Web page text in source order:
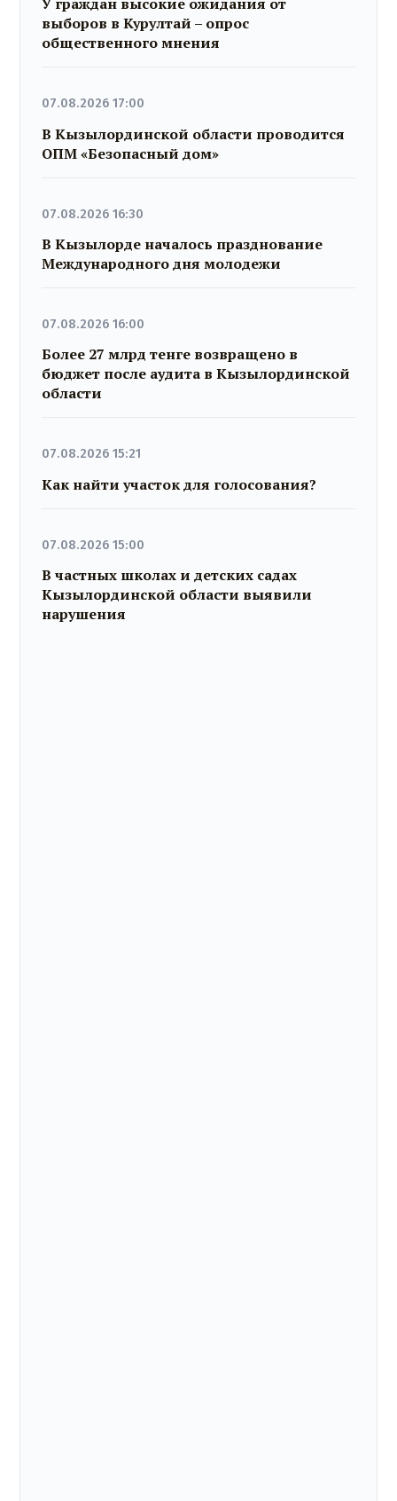
выборов в Курултай – опрос
общественного мнения
07.08.2026 17:00
В Кызылординской области проводится
ОПМ «Безопасный дом»
07.08.2026 16:30
В Кызылорде началось празднование
Международного дня молодежи
07.08.2026 16:00
Более 27 млрд тенге возвращено в
бюджет после аудита в Кызылординской
области
07.08.2026 15:21
Как найти участок для голосования?
07.08.2026 15:00
В частных школах и детских садах
Кызылординской области выявили
нарушения